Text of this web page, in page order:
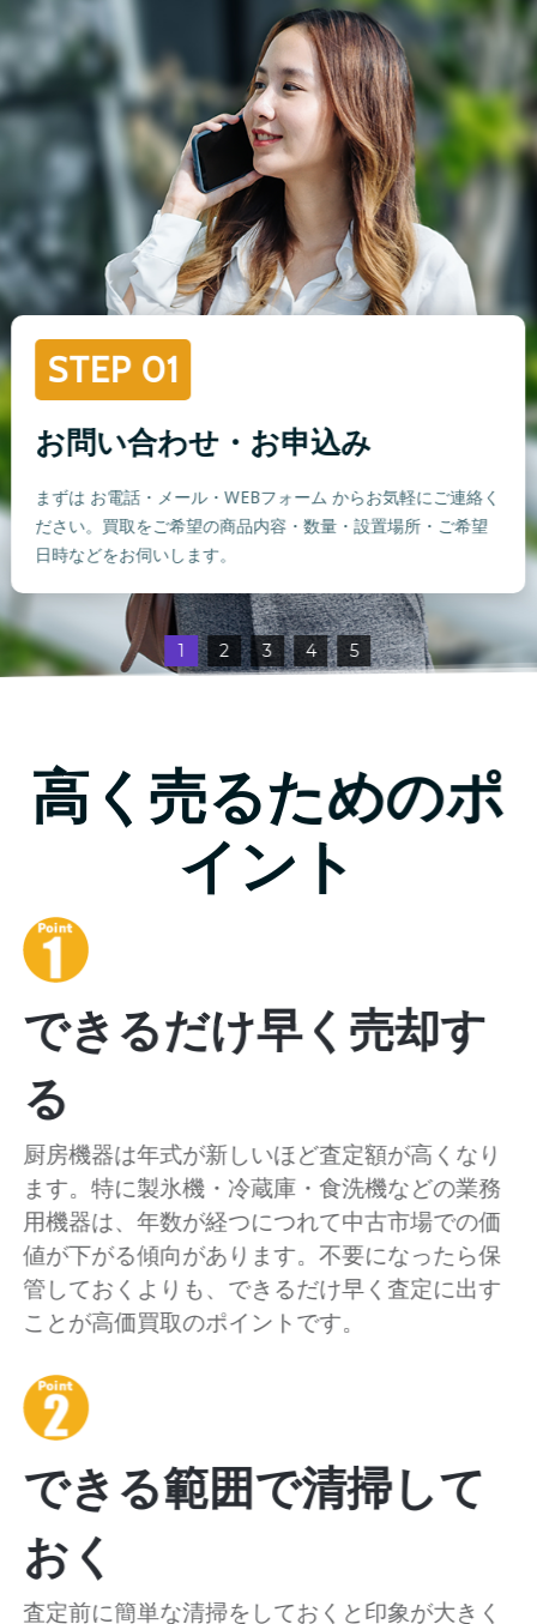
STEP 01
お問い合わせ・お申込み
まずは お電話・メール・WEBフォーム からお気軽にご連絡く
ださい。買取をご希望の商品内容・数量・設置場所・ご希望
日時などをお伺いします。
1 2 3 4 5
高く売るためのポ
イント
できるだけ早く売却す
る
厨房機器は年式が新しいほど査定額が高くなり
ます。特に製氷機・冷蔵庫・食洗機などの業務
用機器は、年数が経つにつれて中古市場での価
値が下がる傾向があります。不要になったら保
管しておくよりも、できるだけ早く査定に出す
ことが高価買取のポイントです。
できる範囲で清掃して
おく
査定前に簡単な清掃をしておくと印象が大きく